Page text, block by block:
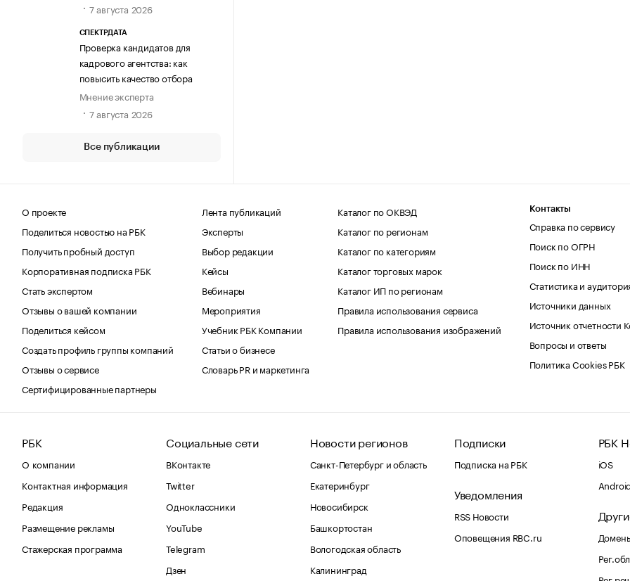
7 августа 2026
СПЕКТРДАТА
Проверка кандидатов для
кадрового агентства: как
повысить качество отбора
Мнение эксперта
7 августа 2026
Все публикации
О проекте
Поделиться новостью на РБК
Получить пробный доступ
Корпоративная подписка РБК
Стать экспертом
Отзывы о вашей компании
Поделиться кейсом
Создать профиль группы компаний
Отзывы о сервисе
Сертифицированные партнеры
Лента публикаций
Эксперты
Выбор редакции
Кейсы
Вебинары
Мероприятия
Учебник РБК Компании
Статьи о бизнесе
Словарь PR и маркетинга
Каталог по ОКВЭД
Каталог по регионам
Каталог по категориям
Каталог торговых марок
Каталог ИП по регионам
Правила использования сервиса
Правила использования изображений
Контакты
Справка по сервису
Поиск по ОГРН
Поиск по ИНН
Статистика и
Источники данных
Источник отчетности
Вопросы и ответы
Политика Cookies РБК
РБК
О компании
Контактная информация
Редакция
Размещение рекламы
Стажерская программа
Социальные сети
ВКонтакте
Twitter
Одноклассники
YouTube
Telegram
Дзен
Новости регионов
Санкт-Петербург и область
Екатеринбург
Новосибирск
Башкортостан
Вологодская область
Калининград
Подписки
Подписка на РБК
Уведомления
RSS Новости
Оповещения RBC.ru
РБК
iOS